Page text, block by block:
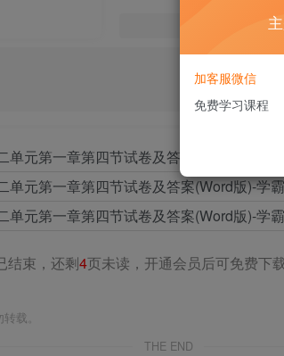
您
结束，还剩4页未读，开通会员后可免费下
载。
THE END
加客服微信
免费学习课程